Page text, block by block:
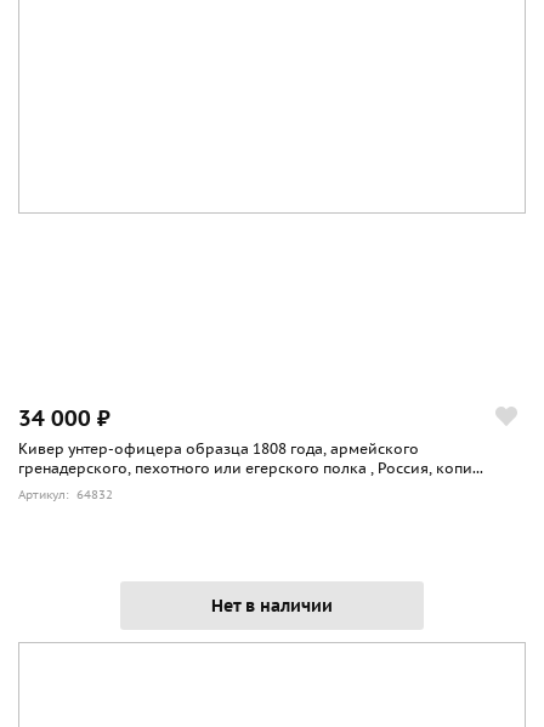
34 000 ₽
Кивер унтер-офицера образца 1808 года, армейского
гренадерского, пехотного или егерского полка , Россия, копи...
Артикул: 64832
Нет в наличии